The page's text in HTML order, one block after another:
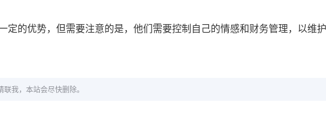
定的优势，但需要注意的是，他们需要控制自己的情感和财务管理，以维
我，本站会尽快删除。